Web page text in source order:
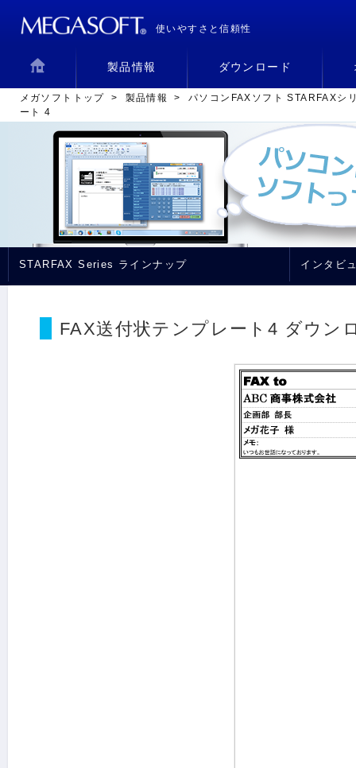
使いやすさと信頼性
製品情報 ダウンロード
メガソフトトップ > 製品情報 >
パソコンFAXソフト STARFAXシ
ート 4
STARFAX Series ラインナップ インタビ
FAX送付状テンプレート4 ダウン